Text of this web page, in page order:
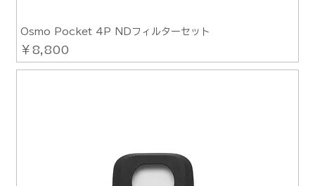
Osmo Pocket 4P NDフィルターセット
価格
￥8,800